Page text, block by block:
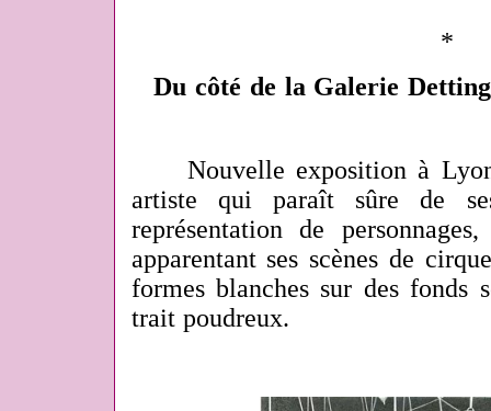
*
Du côté de la Galerie
Nouvelle exposition à
artiste qui paraît sûre de
représentation de
apparentant ses scènes de
formes blanches sur des fonds
trait poudreux.